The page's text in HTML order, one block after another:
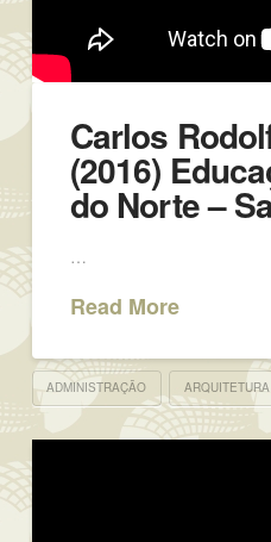
Carlos
(2016)
do Norte –
…
Read More
ADMINISTRAÇÃO ARQUITETURA